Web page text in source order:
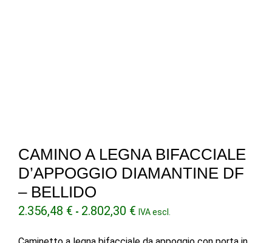
CAMINO A LEGNA BIFACCIALE
D’APPOGGIO DIAMANTINE DF
– BELLIDO
2.356,48 € - 2.802,30 € Fascia
prezzo:
IVA escl.